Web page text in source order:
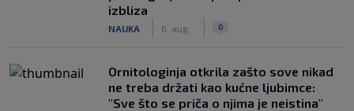
izbliza
NAUKA 6. aug. 0
Ornitologinja otkrila zašto sove nikad
ne treba držati kao kućne ljubimce:
"Sve što se priča o njima je neistina"